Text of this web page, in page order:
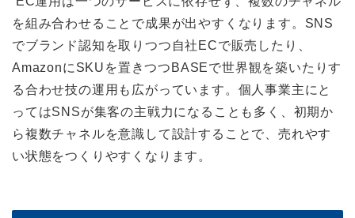
を組み合わせることで成果が出やすくなります。SNS
でブランド認知を取りつつ自社ECで販売したり、
AmazonにSKUを置きつつBASEで世界観を築いたりす
る合わせ技の運用も広がっています。個人事業主にと
ってはSNSが集客の主戦力になることも多く、初期か
ら複数チャネルを意識して設計することで、売れやす
い状態をつくりやすくなります。